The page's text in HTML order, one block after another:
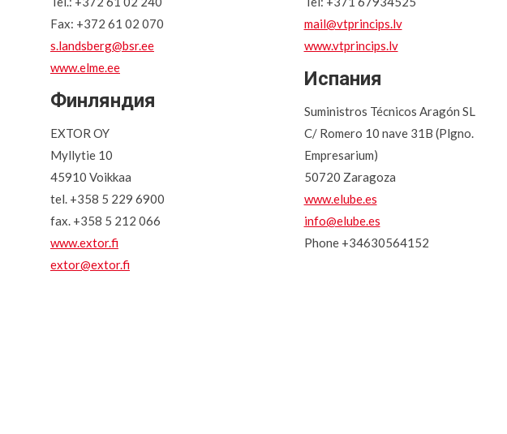
Fax: +372 61 02 070
s.landsberg@bsr.ee
www.elme.ee
Финляндия
EXTOR OY
Myllytie 10
45910 Voikkaa
tel. +358 5 229 6900
fax. +358 5 212 066
www.extor.fi
extor@extor.fi
mail@vtprincips.lv
www.vtprincips.lv
Испания
Suministros Técnicos Aragón SL
C/ Romero 10 nave 31B (Plgno.
Empresarium)
50720 Zaragoza
www.elube.es
info@elube.es
Phone +34630564152